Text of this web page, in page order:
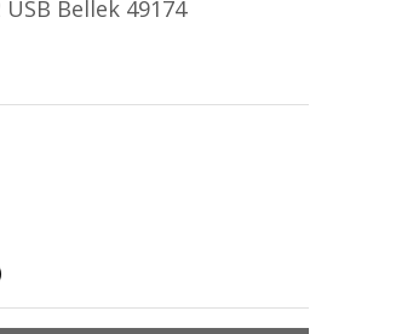
USB Bellek 49174